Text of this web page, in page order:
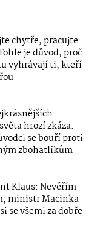
chytře, pracujte
je důvod, proč
vyhrávají ti, kteří
hrozí zkáza.
se bouří proti
zbohatlíkům
Klaus: Nevěřím
ministr Macinka
se všemi za dobře